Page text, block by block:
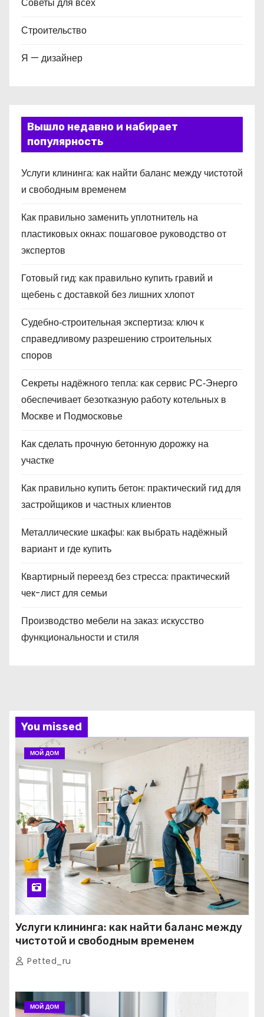
Советы для всех
Строительство
Я — дизайнер
Вышло недавно и набирает
популярность
Услуги клининга: как найти баланс между чистотой
и свободным временем
Как правильно заменить уплотнитель на
пластиковых окнах: пошаговое руководство от
экспертов
Готовый гид: как правильно купить гравий и
щебень с доставкой без лишних хлопот
Судебно‑строительная экспертиза: ключ к
справедливому разрешению строительных
споров
Секреты надёжного тепла: как сервис РС‑Энерго
обеспечивает безотказную работу котельных в
Москве и Подмосковье
Как сделать прочную бетонную дорожку на
участке
Как правильно купить бетон: практический гид для
застройщиков и частных клиентов
Металлические шкафы: как выбрать надёжный
вариант и где купить
Квартирный переезд без стресса: практический
чек-лист для семьи
Производство мебели на заказ: искусство
функциональности и стиля
You missed
МОЙ ДОМ
Услуги клининга: как найти баланс между
чистотой и свободным временем
Petted_ru
МОЙ ДОМ